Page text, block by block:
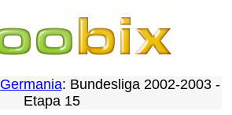
Germania: Bundesliga 2002-2003 -
Etapa 15